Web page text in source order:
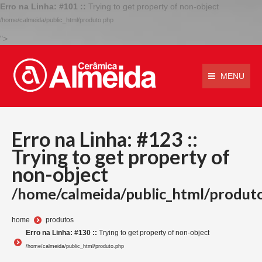
Erro na Linha: #101 :: Trying to get property of non-object
/home/calmeida/public_html/produto.php
">
MENU
Erro na Linha: #123 ::
Trying to get property of
non-object
/home/calmeida/public_html/
Você está aqui:
home
produtos
Erro na Linha: #130 :: Trying to get property of non-object
/home/calmeida/public_html/produto.php